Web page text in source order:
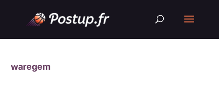
waregem